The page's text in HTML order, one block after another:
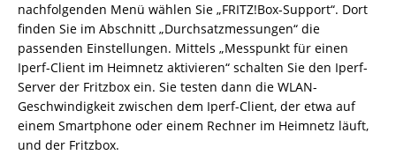
nachfolgenden Menü wählen Sie „FRITZ!Box-Support“. Dort
finden Sie im Abschnitt „Durchsatzmessungen“ die
passenden Einstellungen. Mittels „Messpunkt für einen
Iperf-Client im Heimnetz aktivieren“ schalten Sie den Iperf-
Server der Fritzbox ein. Sie testen dann die WLAN-
Geschwindigkeit zwischen dem Iperf-Client, der etwa auf
einem Smartphone oder einem Rechner im Heimnetz läuft,
und der Fritzbox.